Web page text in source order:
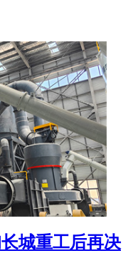
城重工后再决